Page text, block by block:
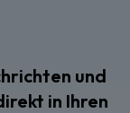
und
in Ihren